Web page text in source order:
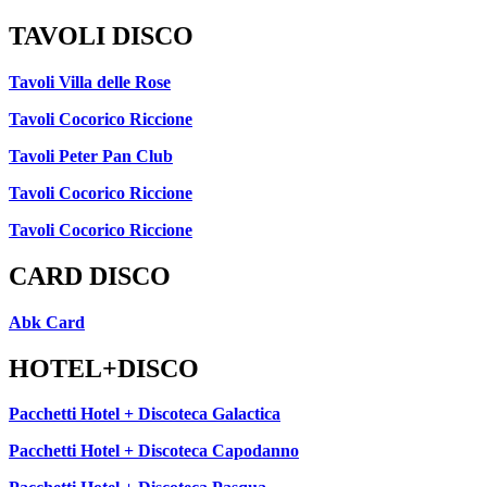
TAVOLI DISCO
Tavoli Villa delle Rose
Tavoli Cocorico Riccione
Tavoli Peter Pan Club
Tavoli Cocorico Riccione
Tavoli Cocorico Riccione
CARD DISCO
Abk Card
HOTEL+DISCO
Pacchetti Hotel + Discoteca Galactica
Pacchetti Hotel + Discoteca Capodanno